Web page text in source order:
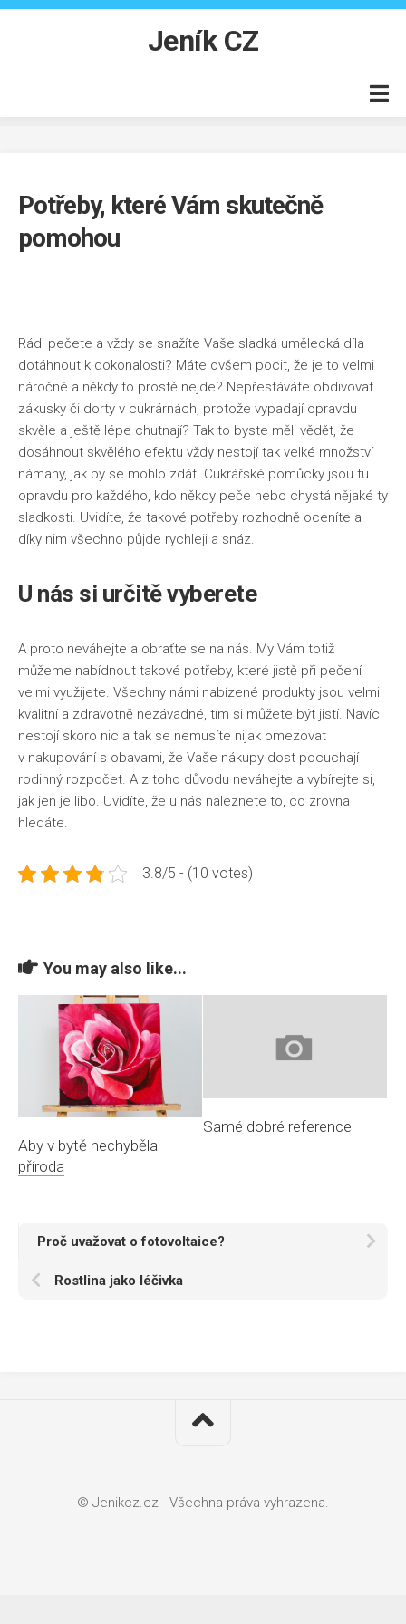
Skip
Jeník CZ
Byt
Finance
Vzdělání
Potřeby, které Vám skutečně
pomohou
Rádi pečete a vždy se snažíte Vaše sladká umělecká díla
dotáhnout k dokonalosti? Máte ovšem pocit, že je to velmi
náročné a někdy to prostě nejde? Nepřestáváte obdivovat
zákusky či dorty v cukrárnách, protože vypadají opravdu
skvěle a ještě lépe chutnají? Tak to byste měli vědět, že
dosáhnout skvělého efektu vždy nestojí tak velké množství
námahy, jak by se mohlo zdát. Cukrářské pomůcky jsou tu
opravdu pro každého, kdo někdy peče nebo chystá nějaké ty
sladkosti. Uvidíte, že takové potřeby rozhodně oceníte a
díky nim všechno půjde rychleji a snáz.
U nás si určitě vyberete
A proto neváhejte a obraťte se na nás. My Vám totiž
můžeme nabídnout takové potřeby, které jistě při pečení
velmi využijete. Všechny námi nabízené produkty jsou velmi
kvalitní a zdravotně nezávadné, tím si můžete být jistí. Navíc
nestojí skoro nic a tak se nemusíte nijak omezovat
v nakupování s obavami, že Vaše nákupy dost pocuchají
rodinný rozpočet. A z toho důvodu neváhejte a vybírejte si,
jak jen je libo. Uvidíte, že u nás naleznete to, co zrovna
hledáte.
3.8/5 - (10 votes)
You may also like...
Aby v bytě nechyběla
příroda
Samé dobré reference
Proč uvažovat o fotovoltaice?
Rostlina jako léčivka
© Jenikcz.cz - Všechna práva vyhrazena.